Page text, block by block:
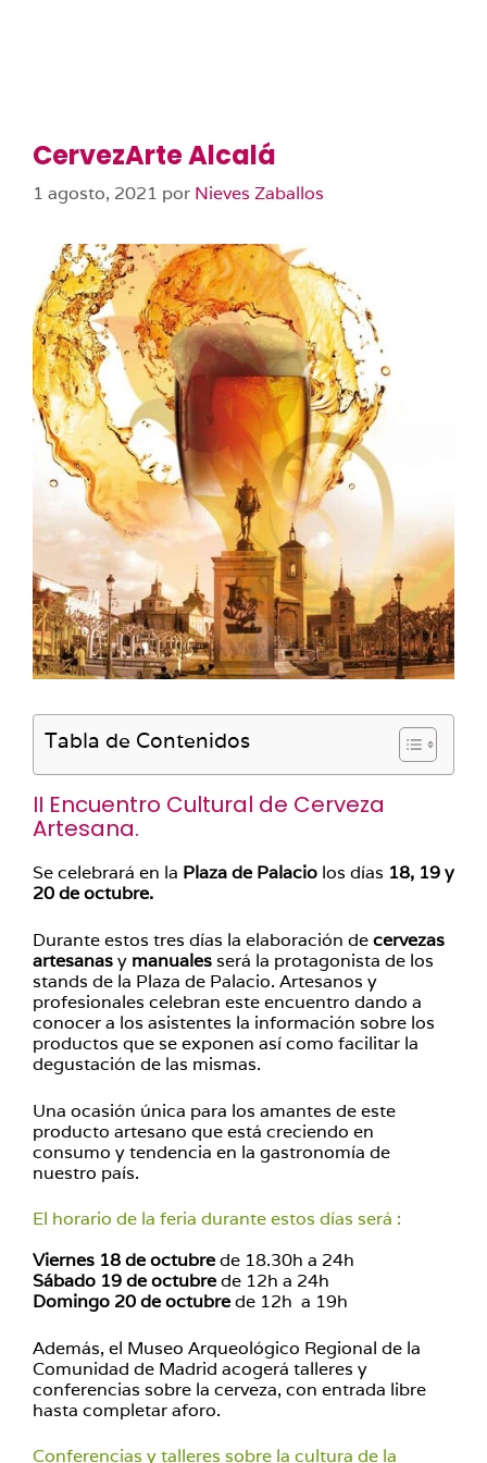
CervezArte Alcalá
1 agosto, 2021 por Nieves Zaballos
Tabla de Contenidos
II Encuentro Cultural de Cerveza
Artesana.
Se celebrará en la Plaza de Palacio los días 18, 19 y
20 de octubre.
Durante estos tres días la elaboración decervezas
artesanasy manualesserá la protagonista de los
stands de la Plaza de Palacio. Artesanos y
profesionales celebran este encuentro dando a
conocer a los asistentes la información sobre los
productos que se exponen así como facilitar la
degustación de las mismas.
Una ocasión única para los amantes de este
producto artesano que está creciendo en
consumo y tendencia en la gastronomía de
nuestro país.
El horario de la feria durante estos días será :
Viernes 18 de octubrede 18.30h a 24h
Sábado 19 de octubrede 12h a 24h
Domingo 20 de octubrede 12h a 19h
Además, el Museo Arqueológico Regional de la
Comunidad de Madrid acogerá talleres y
conferencias sobre la cerveza, con entrada libre
hasta completar aforo.
Conferencias y talleres sobre la cultura de la